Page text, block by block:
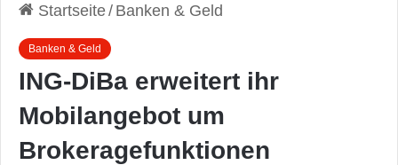
Startseite/ Banken & Geld
Banken & Geld
ING-DiBa erweitert ihr
Mobilangebot um
Brokeragefunktionen